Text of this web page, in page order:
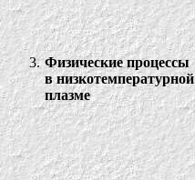
3. Физические процессы
в низкотемпературной
плазме